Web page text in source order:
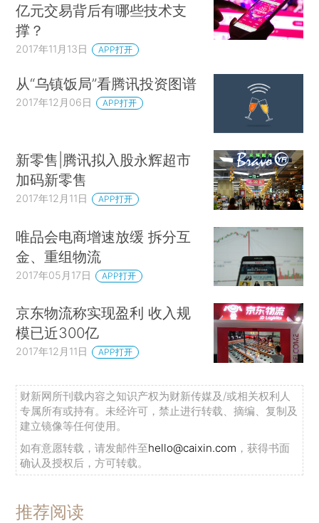
亿元交易背后有哪些技术支
撑？
2017年11月13日 APP打开
从“乌镇饭局”看腾讯投资图谱
2017年12月06日 APP打开
新零售|腾讯拟入股永辉超市
加码新零售
2017年12月11日 APP打开
唯品会电商增速放缓 拆分互
金、重组物流
2017年05月17日 APP打开
京东物流称实现盈利 收入规
模已近300亿
2017年12月11日 APP打开
财新网所刊载内容之知识产权为财新传媒及/或相关权利人
专属所有或持有。未经许可，禁止进行转载、摘编、复制及
建立镜像等任何使用。
如有意愿转载，请发邮件至hello@caixin.com ，获得书面
确认及授权后，方可转载。
推荐阅读